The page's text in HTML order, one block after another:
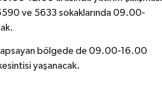
ve 5633 sokaklarında 09.00-
bölgede de 09.00-16.00
yaşanacak.